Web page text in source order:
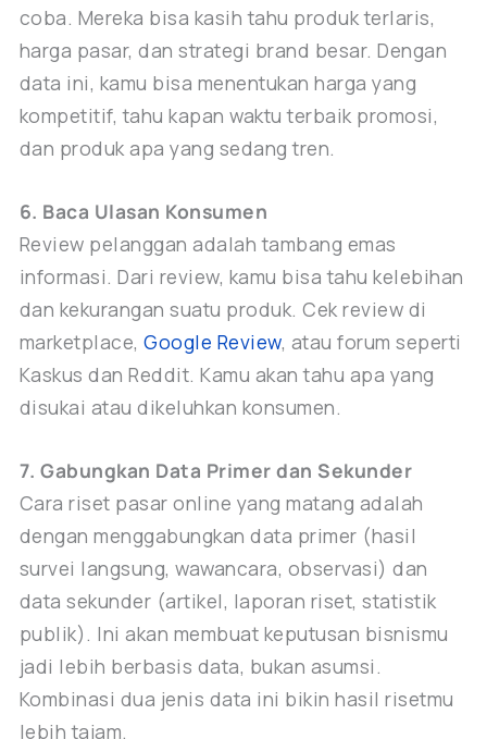
coba. Mereka bisa kasih tahu produk terlaris,
harga pasar, dan strategi brand besar. Dengan
data ini, kamu bisa menentukan harga yang
kompetitif, tahu kapan waktu terbaik promosi,
dan produk apa yang sedang tren.
6. Baca Ulasan Konsumen
Review pelanggan adalah tambang emas
informasi. Dari review, kamu bisa tahu kelebihan
dan kekurangan suatu produk. Cek review di
marketplace, Google Review, atau forum seperti
Kaskus dan Reddit. Kamu akan tahu apa yang
disukai atau dikeluhkan konsumen.
7. Gabungkan Data Primer dan Sekunder
Cara riset pasar online yang matang adalah
dengan menggabungkan data primer (hasil
survei langsung, wawancara, observasi) dan
data sekunder (artikel, laporan riset, statistik
publik). Ini akan membuat keputusan bisnismu
jadi lebih berbasis data, bukan asumsi.
Kombinasi dua jenis data ini bikin hasil risetmu
lebih tajam.